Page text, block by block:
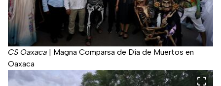
CS Oaxaca | Magna Comparsa de Día de Muertos en
Oaxaca